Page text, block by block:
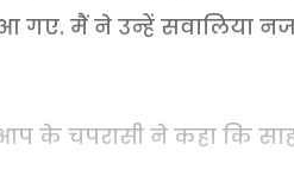
गए. मैं ने उन्हें सवालिया
के चपरासी ने कहा कि